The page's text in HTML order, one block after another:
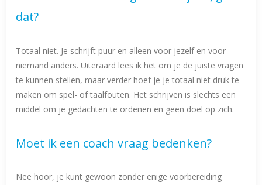
dat?
Totaal niet. Je schrijft puur en alleen voor jezelf en voor
niemand anders. Uiteraard lees ik het om je de juiste vragen
te kunnen stellen, maar verder hoef je je totaal niet druk te
maken om spel- of taalfouten. Het schrijven is slechts een
middel om je gedachten te ordenen en geen doel op zich.
Moet ik een coach vraag bedenken?
Nee hoor, je kunt gewoon zonder enige voorbereiding